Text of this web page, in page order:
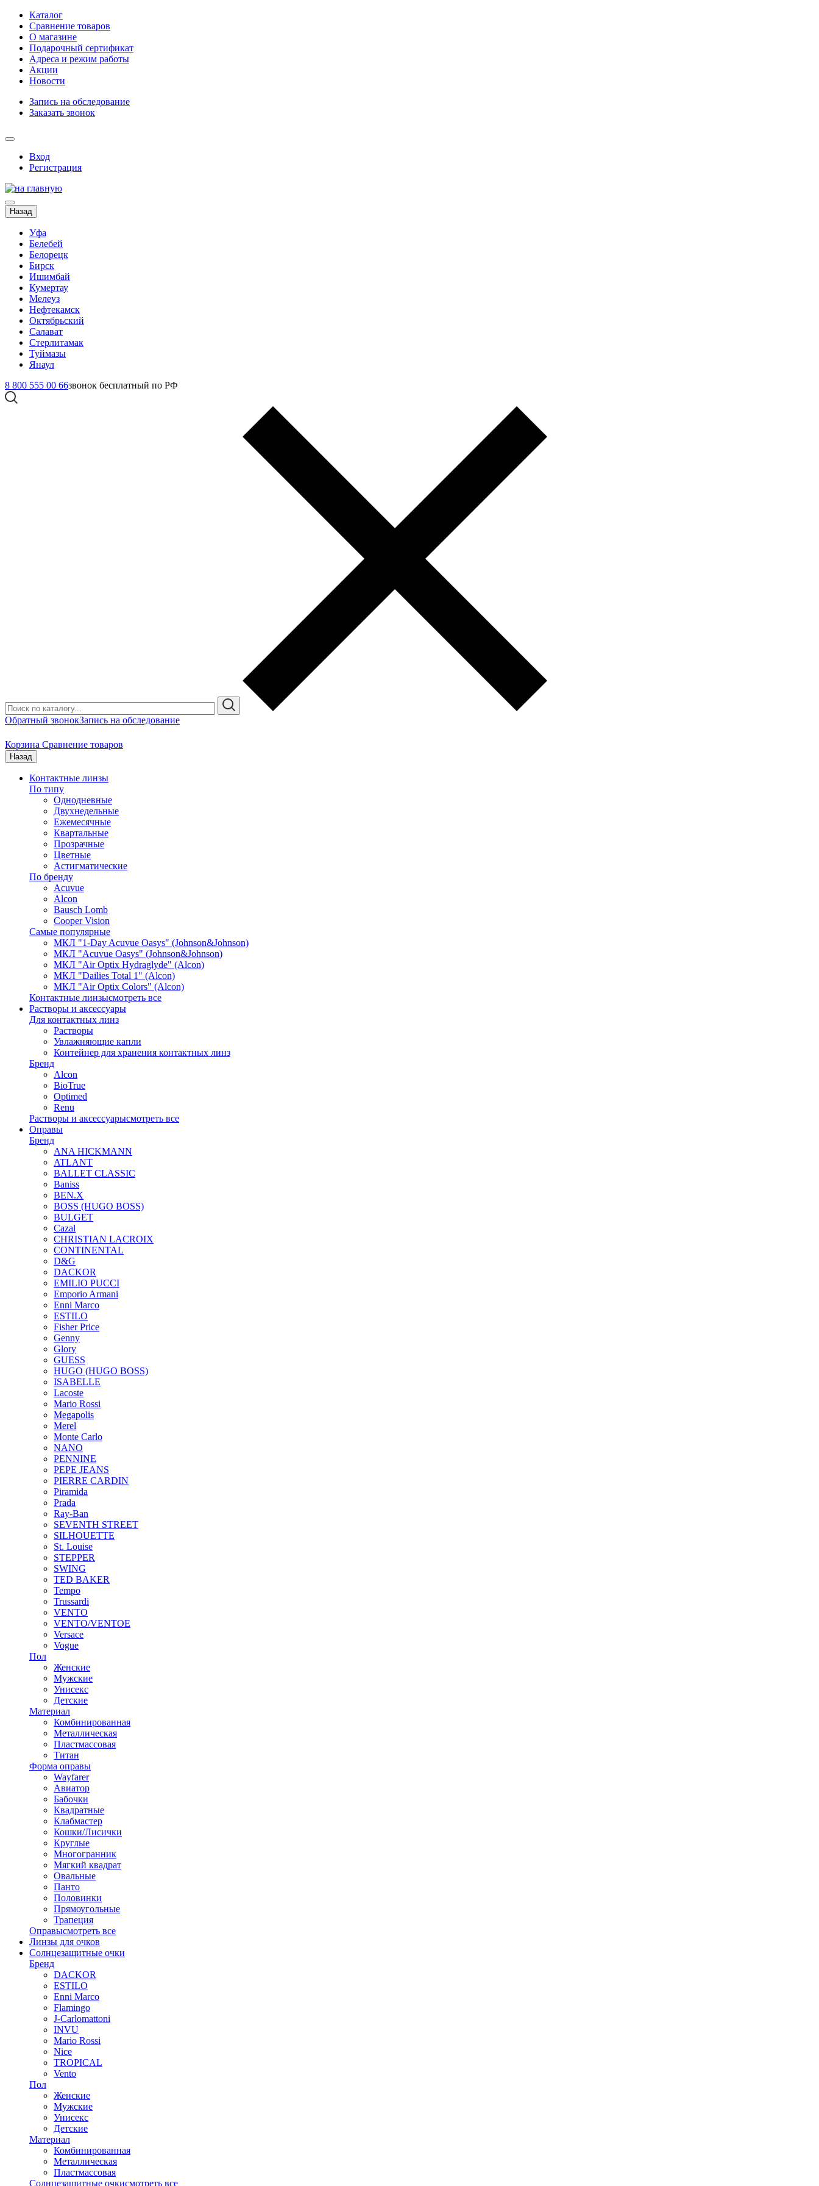
Каталог
Сравнение товаров
О магазине
Подарочный сертификат
Адреса и режим работы
Акции
Новости
Запись на обследование
Заказать звонок
Вход
Регистрация
Назад
Уфа
Белебей
Белорецк
Бирск
Ишимбай
Кумертау
Мелеуз
Нефтекамск
Октябрьский
Салават
Стерлитамак
Туймазы
Янаул
8 800 555 00 66звонок бесплатный по РФ
Обратный звонокЗапись на обследование
Корзина Сравнение товаров
Назад
Контактные линзы
По типу
Однодневные
Двухнедельные
Ежемесячные
Квартальные
Прозрачные
Цветные
Астигматические
По бренду
Acuvue
Alcon
Bausch Lomb
Cooper Vision
Самые популярные
МКЛ "1-Day Acuvue Oasys" (Johnson&Johnson)
МКЛ "Acuvue Oasys" (Johnson&Johnson)
МКЛ "Air Optix Hydraglyde" (Alcon)
МКЛ "Dailies Total 1" (Alcon)
МКЛ "Air Optix Colors" (Alcon)
Контактные линзысмотреть все
Растворы и аксессуары
Для контактных линз
Растворы
Увлажняющие капли
Контейнер для хранения контактных линз
Бренд
Alcon
BioTrue
Optimed
Renu
Растворы и аксессуарысмотреть все
Оправы
Бренд
ANA HICKMANN
ATLANT
BALLET CLASSIC
Baniss
BEN.X
BOSS (HUGO BOSS)
BULGET
Cazal
CHRISTIAN LACROIX
CONTINENTAL
D&G
DACKOR
EMILIO PUCCI
Emporio Armani
Enni Marco
ESTILO
Fisher Price
Genny
Glory
GUESS
HUGO (HUGO BOSS)
ISABELLE
Lacoste
Mario Rossi
Megapolis
Merel
Monte Carlo
NANO
PENNINE
PEPE JEANS
PIERRE CARDIN
Piramida
Prada
Ray-Ban
SEVENTH STREET
SILHOUETTE
St. Louise
STEPPER
SWING
TED BAKER
Tempo
Trussardi
VENTO
VENTO/VENTOE
Versace
Vogue
Пол
Женские
Мужские
Унисекс
Детские
Материал
Комбинированная
Металлическая
Пластмассовая
Титан
Форма оправы
Wayfarer
Авиатор
Бабочки
Квадратные
Клабмастер
Кошки/Лисички
Круглые
Многогранник
Мягкий квадрат
Овальные
Панто
Половинки
Прямоугольные
Трапеция
Оправысмотреть все
Линзы для очков
Солнцезащитные очки
Бренд
DACKOR
ESTILO
Enni Marco
Flamingo
J-Carlomattoni
INVU
Mario Rossi
Nice
TROPICAL
Vento
Пол
Женские
Мужские
Унисекс
Детские
Материал
Комбинированная
Металлическая
Пластмассовая
Солнцезащитные очкисмотреть все